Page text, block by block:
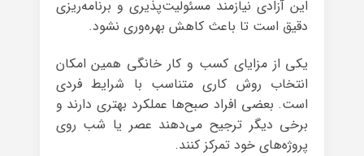
این آزادی نیازمند مسئولیت‌پذیری و برنامه‌ریزی
دقیق است تا باعث کاهش بهره‌وری نشود.
یکی از مزایای کسب و کار خانگی همین امکان
انتخاب روش کاری متناسب با شرایط فردی
است. بعضی افراد صبح‌ها عملکرد بهتری دارند و
برخی دیگر ترجیح می‌دهند عصر یا شب روی
پروژه‌های خود تمرکز کنند.